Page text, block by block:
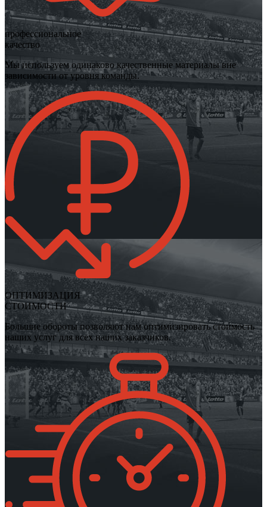
профессиональное
качество
Мы используем одинаково качественные материалы вне
зависимости от уровня команды.
ОПТИМИЗАЦИЯ
СТОИМОСТИ
Большие обороты позволяют нам оптимизировать стоимость
наших услуг для всех наших заказчиков.